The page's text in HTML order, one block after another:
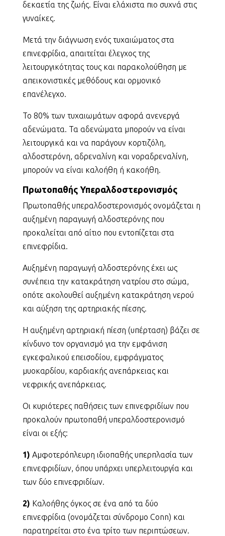
δεκαετία της ζωής. Είναι ελάχιστα πιο συχνά στις
γυναίκες.
Μετά την διάγνωση ενός τυχαιώματος στα
επινεφρίδια, απαιτείται έλεγχος της
λειτουργικότητας τους και παρακολούθηση με
απεικονιστικές μεθόδους και ορμονικό
επανέλεγχο.
Το 80% των τυχαιωμάτων αφορά ανενεργά
αδενώματα. Τα αδενώματα μπορούν να είναι
λειτουργικά και να παράγουν κορτιζόλη,
αλδοστερόνη, αδρεναλίνη και νοραδρεναλίνη,
μπορούν να είναι καλοήθη ή κακοήθη.
Πρωτοπαθής Υπεραλδοστερονισμός
Πρωτοπαθής υπεραλδοστερονισμός ονομάζεται η
αυξημένη παραγωγή αλδοστερόνης που
προκαλείται από αίτιο που εντοπίζεται στα
επινεφρίδια.
Αυξημένη παραγωγή αλδοστερόνης έχει ως
συνέπεια την κατακράτηση νατρίου στο σώμα,
οπότε ακολουθεί αυξημένη κατακράτηση νερού
και αύξηση της αρτηριακής πίεσης.
Η αυξημένη αρτηριακή πίεση (υπέρταση) βάζει σε
κίνδυνο τον οργανισμό για την εμφάνιση
εγκεφαλικού επεισοδίου, εμφράγματος
μυοκαρδίου, καρδιακής ανεπάρκειας και
νεφρικής ανεπάρκειας.
Οι κυριότερες παθήσεις των επινεφριδίων που
προκαλούν πρωτοπαθή υπεραλδοστερονισμό
είναι οι εξής:
1) Αμφοτερόπλευρη ιδιοπαθής υπερπλασία των
επινεφριδίων, όπου υπάρχει υπερλειτουργία και
των δύο επινεφριδίων.
2) Καλοήθης όγκος σε ένα από τα δύο
επινεφρίδια (ονομάζεται σύνδρομο Conn) και
παρατηρείται στο ένα τρίτο των περιπτώσεων.